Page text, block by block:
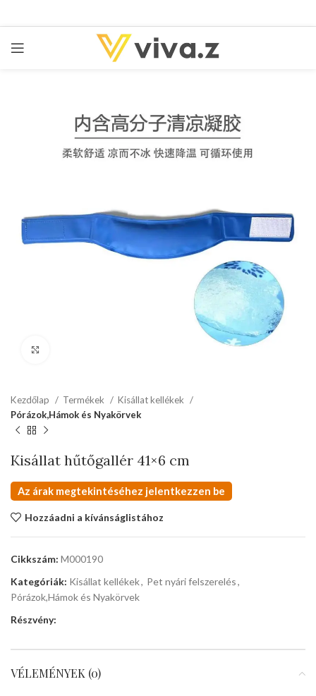
Kezdőlap Termékek
Kisállat kellékek
Pórázok,Hámok és Nyakörvek
Kisállat hűtőgallér 41×6 cm
Az árak megtekintéséhez jelentkezzen be
Hozzáadni a kívánságlistához
Cikkszám: M000190
Kategóriák: Kisállat kellékek, Pet nyári felszerelés,
Pórázok,Hámok és Nyakörvek
Részvény:
VÉLEMÉNYEK (0)